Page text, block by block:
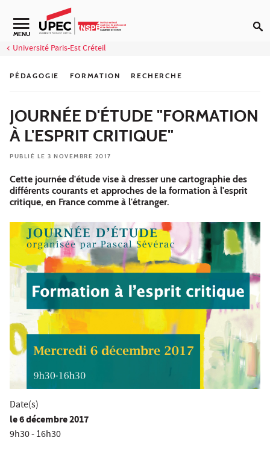
Aller au contenu
Navigation secondaire
MENU
Université Paris-Est Créteil
PÉDAGOGIE FORMATION RECHERCHE
JOURNÉE D'ÉTUDE "FORMATION
À L'ESPRIT CRITIQUE"
PUBLIÉ LE 3 NOVEMBRE 2017
Cette journée d'étude vise à dresser une cartographie des
différents courants et approches de la formation à l'esprit
critique, en France comme à l'étranger.
Date(s)
le6 décembre 2017
9h30 - 16h30